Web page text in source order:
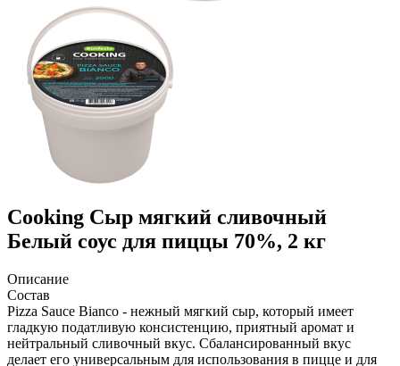
Cooking Сыр мягкий сливочный
Белый соус для пиццы 70%, 2 кг
Описание
Состав
Pizza Sauce Bianco - нежный мягкий сыр, который имеет
гладкую податливую консистенцию, приятный аромат и
нейтральный сливочный вкус. Сбалансированный вкус
делает его универсальным для использования в пицце и для